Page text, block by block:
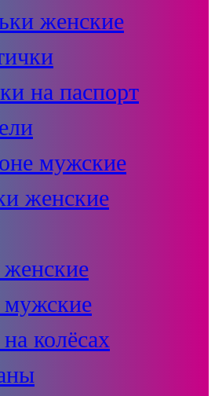
женские
на паспорт
мужские
женские
колёсах